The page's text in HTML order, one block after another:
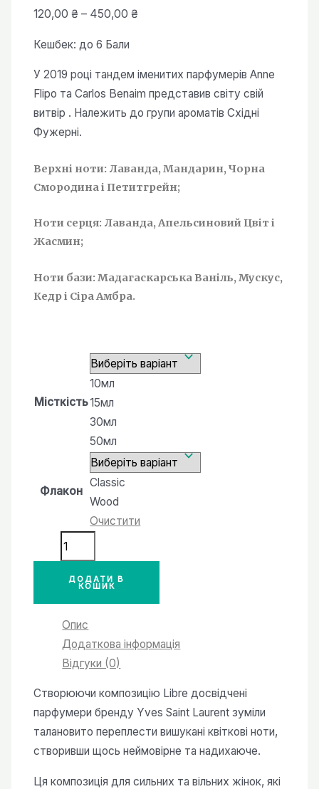
120,00₴ – 450,00₴
120,00 ₴
до
450,00 ₴
Кешбек: до 6 Бали
У 2019 році тандем іменитих парфумерів Anne
Flipo та Carlos Benaim представив світу свій
витвір . Належить до групи ароматів Східні
Фужерні.
Верхні ноти: Лаванда, Мандарин, Чорна
Смородина і Петитгрейн;
Ноти серця: Лаванда, Апельсиновий Цвіт і
Жасмин;
Ноти бази: Мадагаскарська Ваніль, Мускус,
Кедр і Сіра Амбра.
Місткість
10мл
15мл
30мл
50мл
Флакон
Classic
Wood
Очистити
версія
аромату
кількість
ДОДАТИ В
КОШИК
Опис
Додаткова інформація
Відгуки (0)
Створюючи композицію Libre досвідчені
парфумери бренду Yves Saint Laurent зуміли
талановито переплести вишукані квіткові ноти,
створивши щось неймовірне та надихаюче.
Ця композиція для сильних та вільних жінок, які